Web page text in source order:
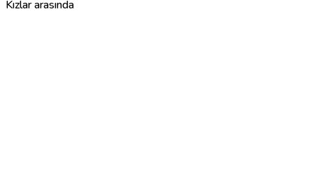
Kızlar arasında